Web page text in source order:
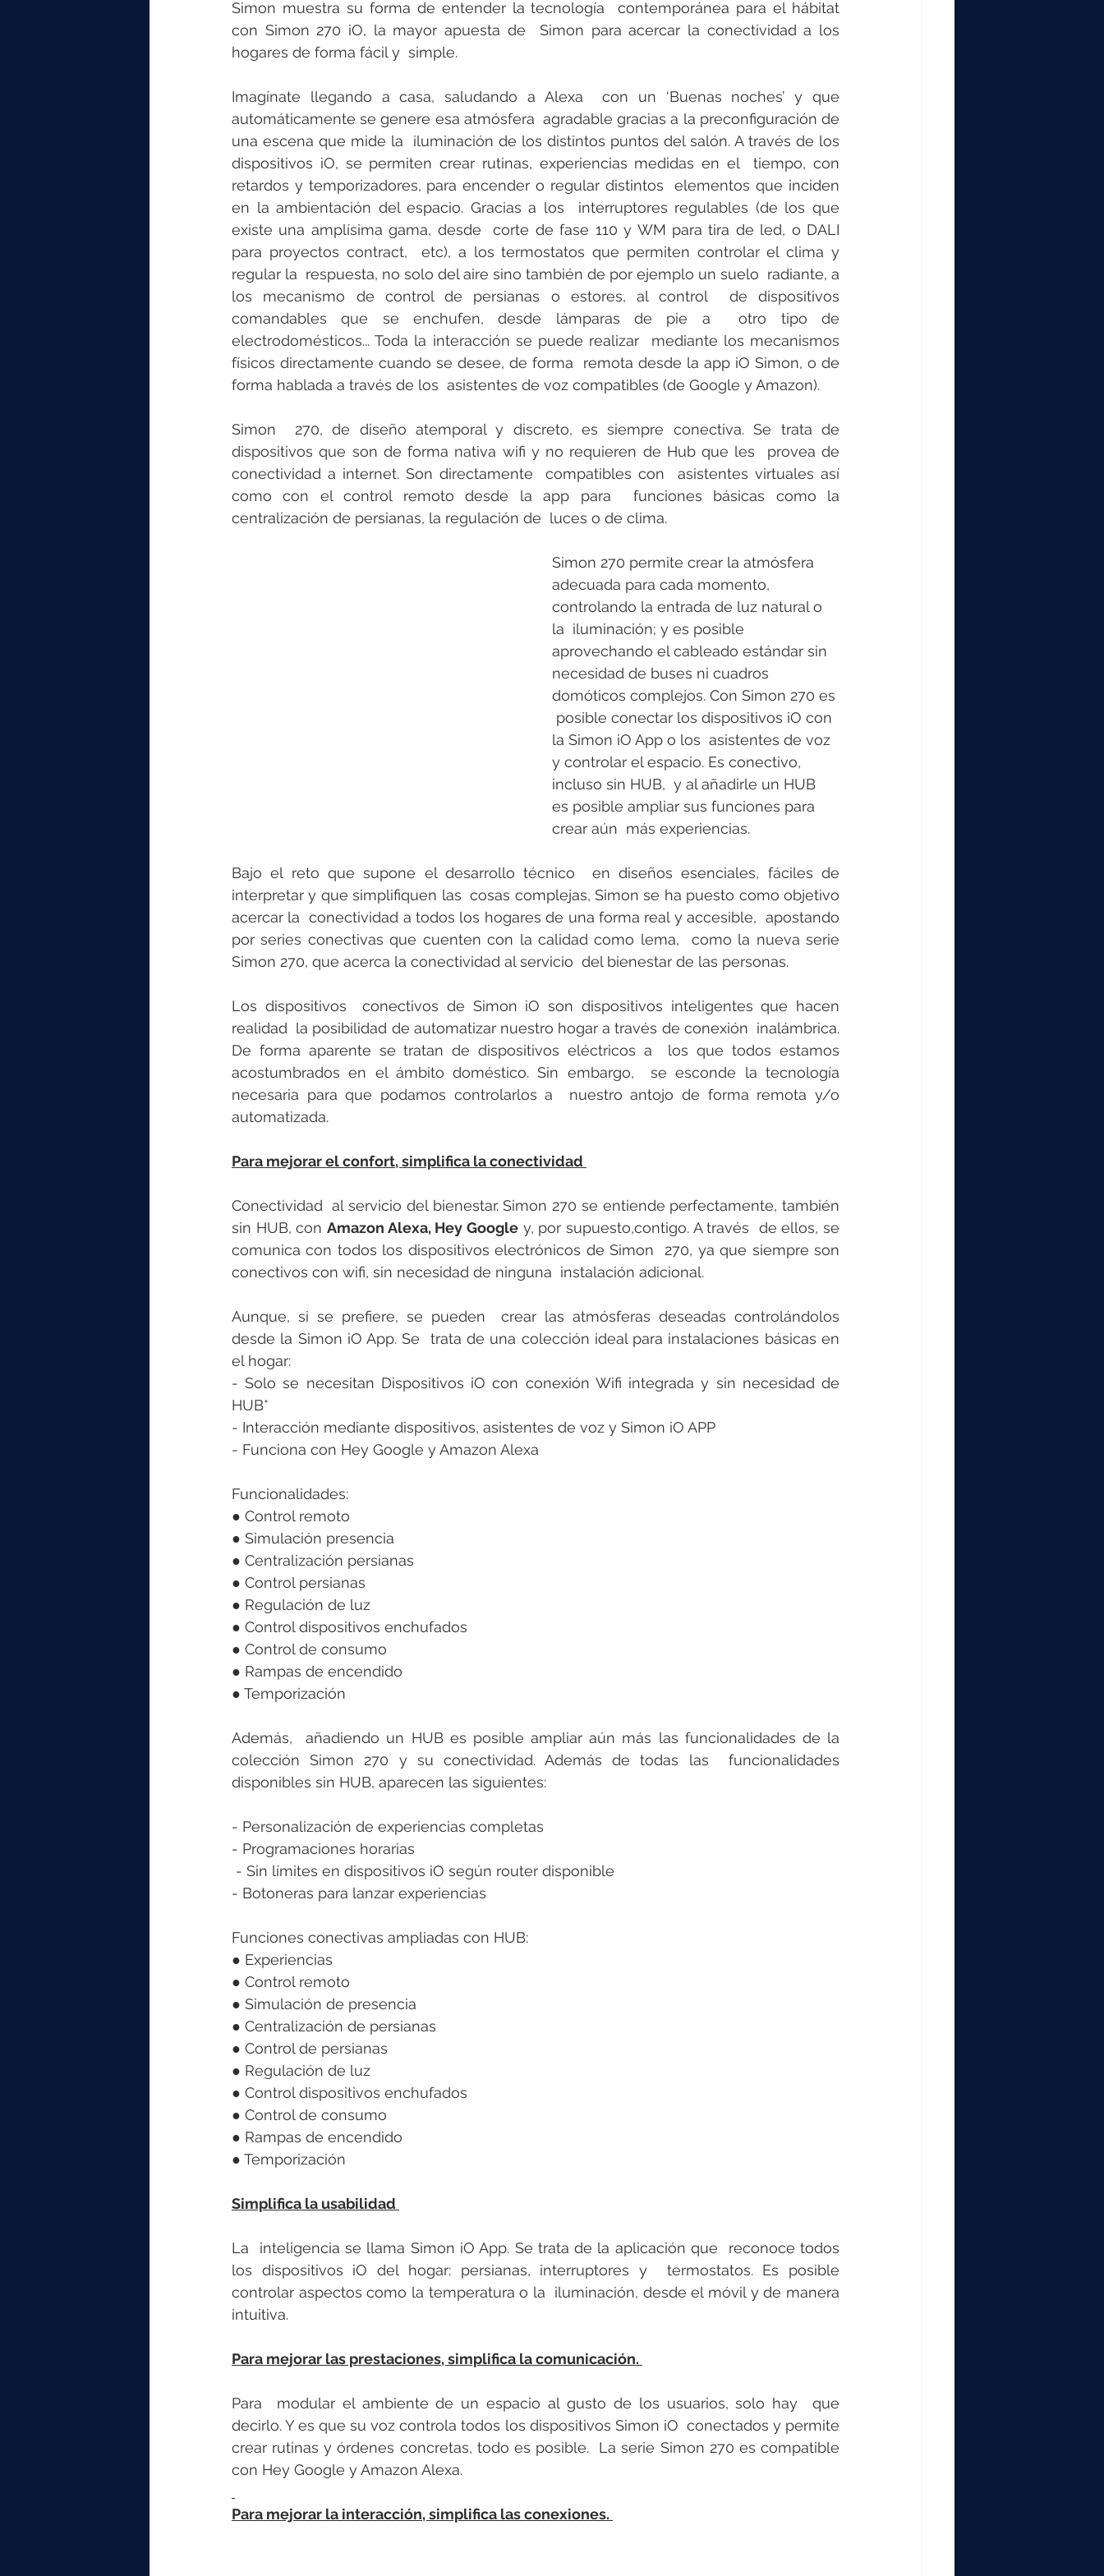
elektrotools-P052000 elektrotools-P01961 elektrotools-P064000
elektrotools-P099000 elektrotools-P046000
Simon muestra su forma de entender la tecnología  contemporánea para el hábitat
con Simon 270 iO, la mayor apuesta de  Simon para acercar la conectividad a los
hogares de forma fácil y  simple.
Imagínate llegando a casa, saludando a Alexa  con un ‘Buenas noches’ y que
automáticamente se genere esa atmósfera  agradable gracias a la preconfiguración de
una escena que mide la  iluminación de los distintos puntos del salón. A través de los
dispositivos iO, se permiten crear rutinas, experiencias medidas en el  tiempo, con
retardos y temporizadores, para encender o regular distintos  elementos que inciden
en la ambientación del espacio. Gracias a los  interruptores regulables (de los que
existe una amplísima gama, desde  corte de fase 110 y WM para tira de led, o DALI
para proyectos contract,  etc), a los termostatos que permiten controlar el clima y
regular la  respuesta, no solo del aire sino también de por ejemplo un suelo  radiante, a
los mecanismo de control de persianas o estores, al control  de dispositivos
comandables que se enchufen, desde lámparas de pie a  otro tipo de
electrodomésticos... Toda la interacción se puede realizar  mediante los mecanismos
físicos directamente cuando se desee, de forma  remota desde la app iO Simon, o de
forma hablada a través de los  asistentes de voz compatibles (de Google y Amazon).
Simon  270, de diseño atemporal y discreto, es siempre conectiva. Se trata de
dispositivos que son de forma nativa wifi y no requieren de Hub que les  provea de
conectividad a internet. Son directamente  compatibles con  asistentes virtuales así
como con el control remoto desde la app para  funciones básicas como la
centralización de persianas, la regulación de  luces o de clima.
Simon 270 permite crear la atmósfera
adecuada para cada momento,
controlando la entrada de luz natural o
la  iluminación; y es posible
aprovechando el cableado estándar sin
necesidad de buses ni cuadros
domóticos complejos. Con Simon 270 es
posible conectar los dispositivos iO con
la Simon iO App o los  asistentes de voz
y controlar el espacio. Es conectivo,
incluso sin HUB,  y al añadirle un HUB
es posible ampliar sus funciones para
crear aún  más experiencias.
Bajo el reto que supone el desarrollo técnico  en diseños esenciales, fáciles de
interpretar y que simplifiquen las  cosas complejas, Simon se ha puesto como objetivo
acercar la  conectividad a todos los hogares de una forma real y accesible,  apostando
por series conectivas que cuenten con la calidad como lema,  como la nueva serie
Simon 270, que acerca la conectividad al servicio  del bienestar de las personas.
Los dispositivos  conectivos de Simon iO son dispositivos inteligentes que hacen
realidad  la posibilidad de automatizar nuestro hogar a través de conexión  inalámbrica.
De forma aparente se tratan de dispositivos eléctricos a  los que todos estamos
acostumbrados en el ámbito doméstico. Sin embargo,  se esconde la tecnología
necesaria para que podamos controlarlos a  nuestro antojo de forma remota y/o
automatizada.
Para mejorar el confort, simplifica la conectividad
Conectividad  al servicio del bienestar. Simon 270 se entiende perfectamente, también
sin HUB, con Amazon Alexa, Hey Google y, por supuesto,contigo. A través  de ellos, se
comunica con todos los dispositivos electrónicos de Simon  270, ya que siempre son
conectivos con wifi, sin necesidad de ninguna  instalación adicional.
Aunque, si se prefiere, se pueden  crear las atmósferas deseadas controlándolos
desde la Simon iO App. Se  trata de una colección ideal para instalaciones básicas en
el hogar:
- Solo se necesitan Dispositivos iO con conexión Wifi integrada y sin necesidad de
HUB*
- Interacción mediante dispositivos, asistentes de voz y Simon iO APP
- Funciona con Hey Google y Amazon Alexa
Funcionalidades:
● Control remoto
● Simulación presencia
● Centralización persianas
● Control persianas
● Regulación de luz
● Control dispositivos enchufados
● Control de consumo
● Rampas de encendido
● Temporización
Además,  añadiendo un HUB es posible ampliar aún más las funcionalidades de la
colección Simon 270 y su conectividad. Además de todas las  funcionalidades
disponibles sin HUB, aparecen las siguientes:
- Personalización de experiencias completas
- Programaciones horarias
- Sin límites en dispositivos iO según router disponible
- Botoneras para lanzar experiencias
Funciones conectivas ampliadas con HUB:
● Experiencias
● Control remoto
● Simulación de presencia
● Centralización de persianas
● Control de persianas
● Regulación de luz
● Control dispositivos enchufados
● Control de consumo
● Rampas de encendido
● Temporización
Simplifica la usabilidad
La  inteligencia se llama Simon iO App. Se trata de la aplicación que  reconoce todos
los dispositivos iO del hogar: persianas, interruptores y  termostatos. Es posible
controlar aspectos como la temperatura o la  iluminación, desde el móvil y de manera
intuitiva.
Para mejorar las prestaciones, simplifica la comunicación.
Para  modular el ambiente de un espacio al gusto de los usuarios, solo hay  que
decirlo. Y es que su voz controla todos los dispositivos Simon iO  conectados y permite
crear rutinas y órdenes concretas, todo es posible.  La serie Simon 270 es compatible
con Hey Google y Amazon Alexa.
Para mejorar la interacción, simplifica las conexiones.